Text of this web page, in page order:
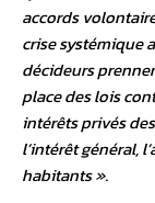
accords
crise systémique
décideurs
place des lois
intérêts privés
l’intérêt général,
habitants ».